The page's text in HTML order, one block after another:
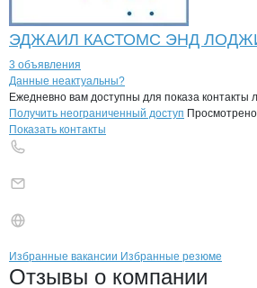
ЭДЖАИЛ КАСТОМС ЭНД
3 объявления
Контактыкомпании
+7(800)000-00-..
Данные неактуальны?
Ежедневно вам доступны для показа контакты
Получить неограниченный доступ
Показать контакты
Брендыкомпани
Вакансии вДЖЫЛЫ СУУ
Избранные вакансии Избранные резюме
Новости oДЖЫЛЫ СУУ,
Отзывы о компании